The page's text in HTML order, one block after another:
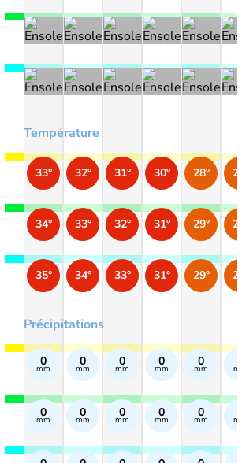
Température
Précipitations
33°
34°
35°
0
mm
0
mm
32°
33°
34°
0
mm
0
mm
31°
32°
33°
0
mm
0
mm
30°
31°
31°
0
mm
0
mm
28°
29°
29°
0
mm
0
mm